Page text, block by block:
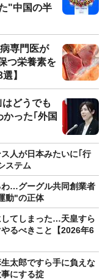
"中国の半
専門医が
つ栄養素を
】
どうでも
った｢外国
人が日本みたいに｢行
ステム
わ…グーグル共同創業者
動"の正体
てしまった…天皇すら
るべきこと【2026年6
太郎ですら手に負えな
にする掟